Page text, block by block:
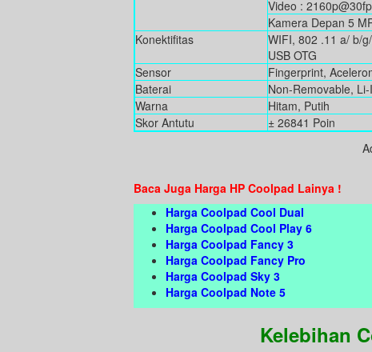
Video :
Kamera Depan 5
Konektifitas
WIFI, 802 .11 a/ b/
USB OTG
Sensor
Fingerprint,
Baterai
Non-Removable,
Warna
Hitam, Putih
Skor Antutu
± 26841 Poin
Baca Juga Harga HP Coolpad Lainya !
Harga Coolpad Cool Dual
Harga Coolpad Cool Play 6
Harga Coolpad Fancy 3
Harga Coolpad Fancy Pro
Harga Coolpad Sky 3
Harga Coolpad Note 5
Kelebihan